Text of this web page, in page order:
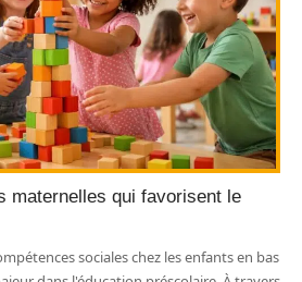
maternelles qui favorisent le
sociales chez les enfants en bas